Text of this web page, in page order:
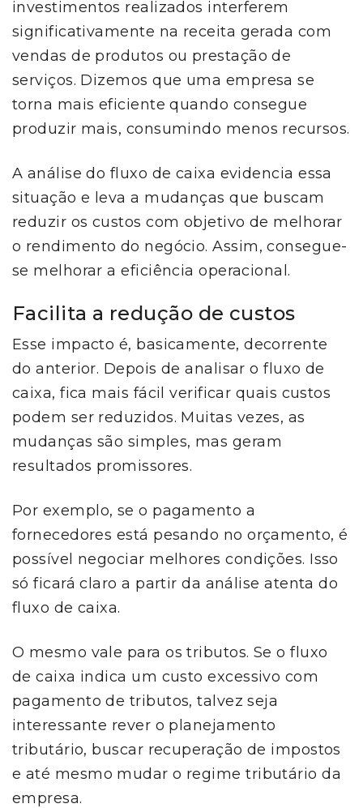
investimentos realizados interferem
significativamente na receita gerada com
vendas de produtos ou prestação de
serviços. Dizemos que uma empresa se
torna mais eficiente quando consegue
produzir mais, consumindo menos recursos.
A análise do fluxo de caixa evidencia essa
situação e leva a mudanças que buscam
reduzir os custos com objetivo de melhorar
o rendimento do negócio. Assim, consegue-
se melhorar a eficiência operacional.
Facilita a redução de custos
Esse impacto é, basicamente, decorrente
do anterior. Depois de analisar o fluxo de
caixa, fica mais fácil verificar quais custos
podem ser reduzidos. Muitas vezes, as
mudanças são simples, mas geram
resultados promissores.
Por exemplo, se o pagamento a
fornecedores está pesando no orçamento, é
possível negociar melhores condições. Isso
só ficará claro a partir da análise atenta do
fluxo de caixa.
O mesmo vale para os tributos. Se o fluxo
de caixa indica um custo excessivo com
pagamento de tributos, talvez seja
interessante rever o planejamento
tributário, buscar recuperação de impostos
e até mesmo mudar o regime tributário da
empresa.